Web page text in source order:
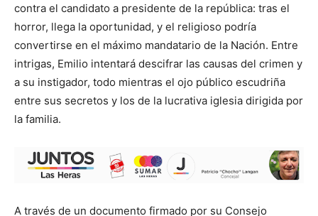
contra el candidato a presidente de la república: tras el
horror, llega la oportunidad, y el religioso podría
convertirse en el máximo mandatario de la Nación. Entre
intrigas, Emilio intentará descifrar las causas del crimen y
a su instigador, todo mientras el ojo público escudriña
entre sus secretos y los de la lucrativa iglesia dirigida por
la familia.
A través de un documento firmado por su Consejo